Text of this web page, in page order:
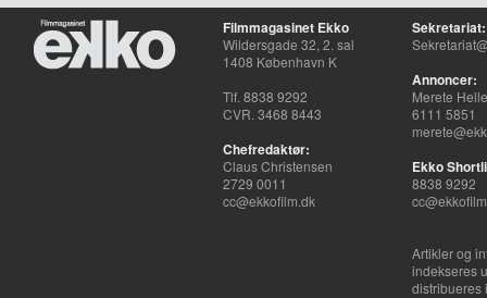
Filmmagasinet Ekko
Wildersgade 32, 2. sal
1408 København K
Tlf. 8838 9292
CVR. 3468 8443
Chefredaktør:
Claus Christensen
2729 0011
cc@ekkofilm.dk
Sekretariat:
Annoncer:
Merete
6111 5851
Ekko
8838 9292
Artikler og
indekseres
distribueres